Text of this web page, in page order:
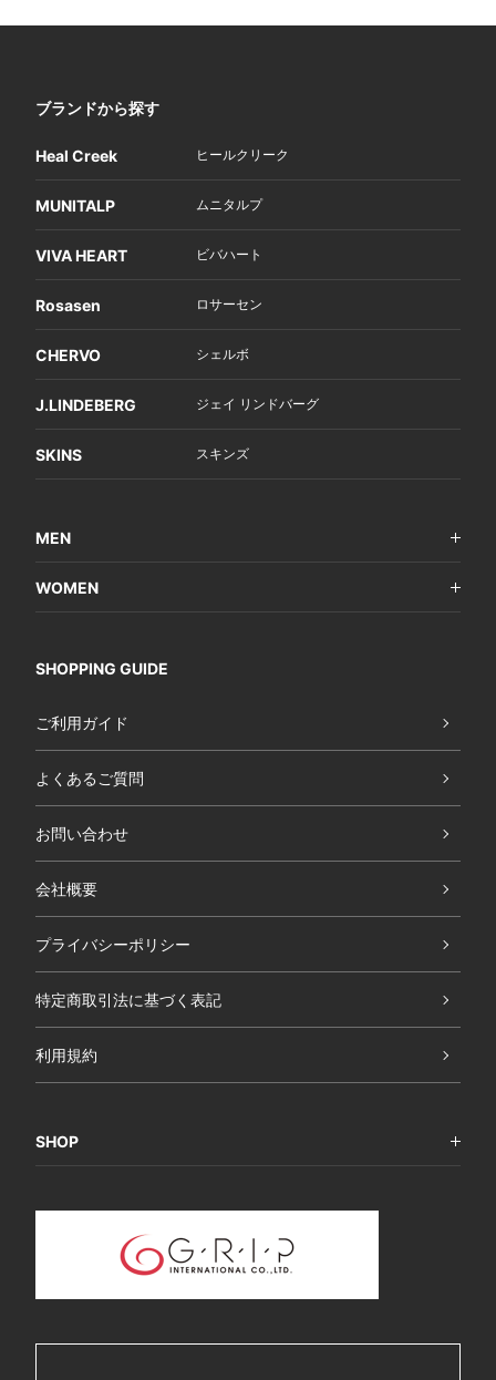
ブランドから探す
Heal Creek ヒールクリーク
MUNITALP ムニタルプ
VIVA HEART ビバハート
Rosasen ロサーセン
CHERVO シェルボ
J.LINDEBERG ジェイ リンドバーグ
SKINS スキンズ
MEN
WOMEN
SHOPPING GUIDE
ご利用ガイド
よくあるご質問
お問い合わせ
会社概要
プライバシーポリシー
特定商取引法に基づく表記
利用規約
SHOP